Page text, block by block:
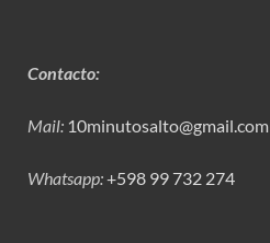
Contacto:
Mail: 10minutosalto@gmail.com
Whatsapp:+598 99 732 274